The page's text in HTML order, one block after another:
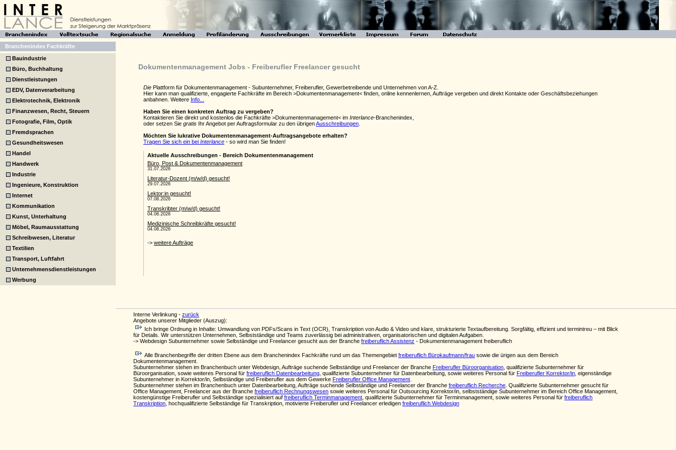
Branchenindex Fachkräfte
Bauindustrie
Büro, Buchhaltung
Dienstleistungen
EDV, Datenverarbeitung
Elektrotechnik, Elektronik
Finanzwesen, Recht, Steuern
Fotografie, Film, Optik
Fremdsprachen
Gesundheitswesen
Handel
Handwerk
Industrie
Ingenieure, Konstruktion
Internet
Kommunikation
Kunst, Unterhaltung
Möbel, Raumausstattung
Schreibwesen, Literatur
Textilien
Transport, Luftfahrt
Unternehmensdienstleistungen
Werbung
Dokumentenmanagement Jobs - Freiberufler Freelancer gesucht
Die Plattform für Dokumentenmanagement - Subunternehmer, Freiberufler, Gewerbetreibende und Unternehmen von A-Z.
Hier kann man qualifizierte, engagierte Fachkräfte im Bereich >Dokumentenmanagement< finden, online kennenlernen, Aufträge vergeben und direkt Kontakte oder Geschäftsbeziehungen
anbahnen. Weitere Info...
Haben Sie einen konkreten Auftrag zu vergeben?
Kontaktieren Sie direkt und kostenlos die Fachkräfte >Dokumentenmanagement< im Interlance-Branchenindex,
oder setzen Sie gratis Ihr Angebot per Auftragsformular zu den übrigenAusschreibungen
Möchten Sie lukrative Dokumentenmanagement-Auftragsangebote erhalten?
Tragen Sie sich ein bei Interlance - so wird man Sie finden!
Interne Verlinkung - zurück
Angebote unserer Mitglieder (Auszug):
Ich bringe Ordnung in Inhalte: Umwandlung von PDFs/Scans in Text (OCR), Transkription von Audio & Video und klare, strukturierte Textaufbereitung. Sorgfältig, effizient und termintreu – mit Blick
für Details. Wir unterstützen Unternehmen, Selbstständige und Teams zuverlässig bei administrativen, organisatorischen und digitalen Aufgaben.
-> Webdesign Subunternehmer sowie Selbständige und Freelancer gesucht aus der Branche freiberuflich Assistenz - Dokumentenmanagement freiberuflich
Alle Branchenbegriffe der dritten Ebene aus dem Branchenindex Fachkräfte rund um das Themengebiet freiberuflich Bürokaufmann/frau sowie die ürigen aus dem Bereich
Dokumentenmanagement.
Subunternehmer stehen im Branchenbuch unter Webdesign, Aufträge suchende Selbständige und Freelancer der Branche Freiberufler Büroorganisation , qualifizierte Subunternehmer für
Büroorganisation, sowie weiteres Personal für freiberuflich Datenbearbeitung , qualifizierte Subunternehmer für Datenbearbeitung, sowie weiteres Personal für Freiberufler Korrektor/in , eigenständige
Subunternehmer in Korrektor/in, Selbständige und Freiberufler aus dem Gewerke Freiberufler Office Management
Subunternehmer stehen im Branchenbuch unter Datenbearbeitung, Aufträge suchende Selbständige und Freelancer der Branche freiberuflich Recherche . Qualifizierte Subunternehmer gesucht für
Office Management, Freelancer aus der Branche freiberuflich Rechnungswesen sowie weiteres Personal für Outsourcing Korrektor/in, selbstständige Subunternehmer im Bereich Office Management,
kostengünstige Freiberufler und Selbständige spezialisiert auf freiberuflich Terminmanagement , qualifizierte Subunternehmer für Terminmanagement, sowie weiteres Personal für freiberuflich
Transkription , hochqualifizierte Selbständige für Transkription, motivierte Freiberufler und Freelancer erledigen freiberuflich Webdesign